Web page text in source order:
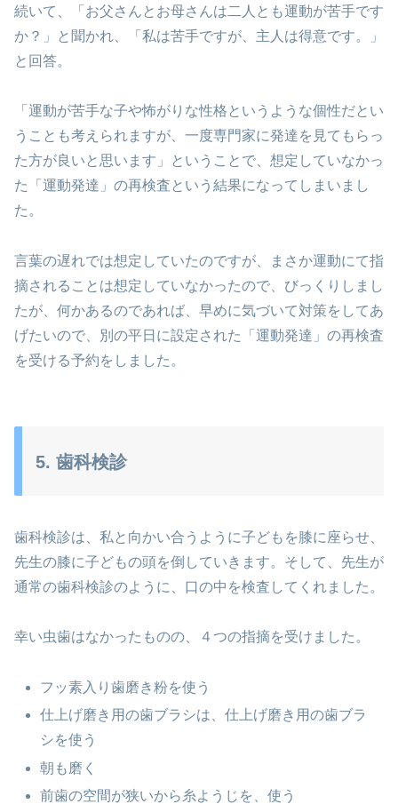
続いて、「お父さんとお母さんは二人とも運動が苦手です
か？」と聞かれ、「私は苦手ですが、主人は得意です。」
と回答。
「運動が苦手な子や怖がりな性格というような個性だとい
うことも考えられますが、一度専門家に発達を見てもらっ
た方が良いと思います」ということで、想定していなかっ
た「運動発達」の再検査という結果になってしまいまし
た。
言葉の遅れでは想定していたのですが、まさか運動にて指
摘されることは想定していなかったので、びっくりしまし
たが、何かあるのであれば、早めに気づいて対策をしてあ
げたいので、別の平日に設定された「運動発達」の再検査
を受ける予約をしました。
5. 歯科検診
歯科検診は、私と向かい合うように子どもを膝に座らせ、
先生の膝に子どもの頭を倒していきます。そして、先生が
通常の歯科検診のように、口の中を検査してくれました。
幸い虫歯はなかったものの、４つの指摘を受けました。
フッ素入り歯磨き粉を使う
仕上げ磨き用の歯ブラシは、仕上げ磨き用の歯ブラ
シを使う
朝も磨く
前歯の空間が狭いから糸ようじを、使う